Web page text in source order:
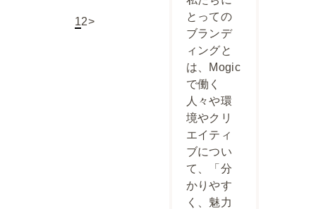
12>
とっての
ブランデ
ィングと
は、Mogic
で働く
人々や環
境やクリ
エイティ
ブについ
て、「分
かりやす
く、魅力